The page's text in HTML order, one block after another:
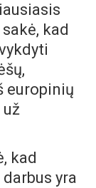
kad
europinių
kad
yra